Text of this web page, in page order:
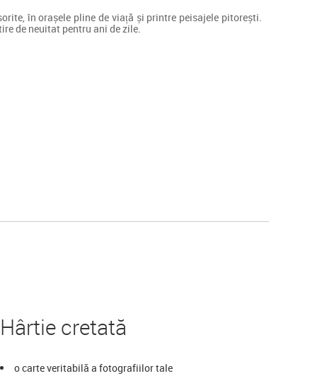
în orașele pline de viață și printre peisajele pitorești.
de neuitat pentru ani de zile.
Hârtie cretată
o carte veritabilă a fotografiilor tale